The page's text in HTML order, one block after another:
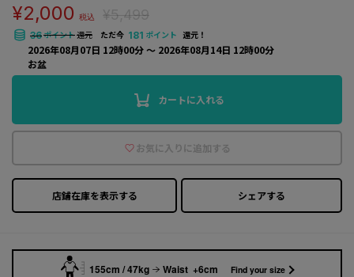
¥2,000 税込 ¥5,499
36ポイント還元 ただ今 181 ポイント 還元！
2026年08月07日 12時00分 〜 2026年08月14日 12時00分
お盆
カートに入れる
お気に入りに追加する
店鋪在庫を表示する シェアする
155cm / 47kg Waist +6cm Find your size